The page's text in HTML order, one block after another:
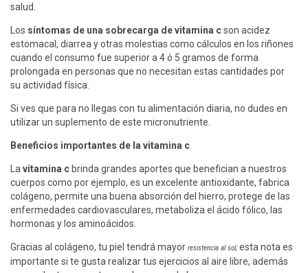
salud.
Los síntomas de una sobrecarga de vitamina cson acidez
estomacal, diarrea y otras molestias como cálculos en los riñones
cuando el consumo fue superior a 4 ó 5 gramos de forma
prolongada en personas que no necesitan estas cantidades por
su actividad física.
Si ves que para no llegas con tu alimentación diaria, no dudes en
utilizar un suplemento de este micronutriente.
Beneficios importantes de la vitamina c
Lavitamina c brinda grandes aportes que benefician a nuestros
cuerpos como por ejemplo, es un excelente antioxidante, fabrica
colágeno, permite una buena absorción del hierro, protege de las
enfermedades cardiovasculares, metaboliza el ácido fólico, las
hormonas y los aminoácidos.
Gracias al colágeno, tu piel tendrá mayor resistencia al sol; esta nota es
importante si te gusta realizar tus ejercicios al aire libre, además